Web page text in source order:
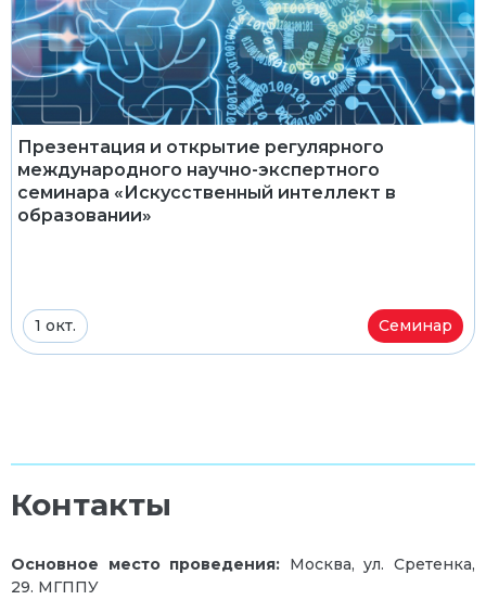
Презентация и открытие регулярного
международного научно-экспертного
семинара «Искусственный интеллект в
образовании»
1 окт. Семинар
Контакты
Основное место проведения: Москва, ул. Сретенка,
29. МГППУ